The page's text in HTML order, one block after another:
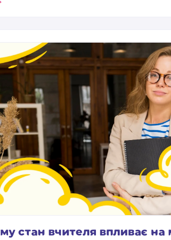
стан вчителя впливає на